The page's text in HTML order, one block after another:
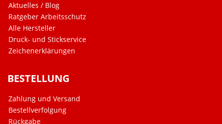
Aktuelles / Blog
Ratgeber Arbeitsschutz
Alle Hersteller
Druck- und Stickservice
Zeichenerklärungen
BESTELLUNG
Zahlung und Versand
Bestellverfolgung
Rückgabe